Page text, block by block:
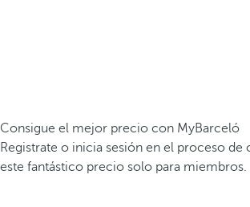
Consigue el mejor precio con MyBarceló
Registrate o inicia sesión en el proceso de
este fantástico precio solo para miembros.